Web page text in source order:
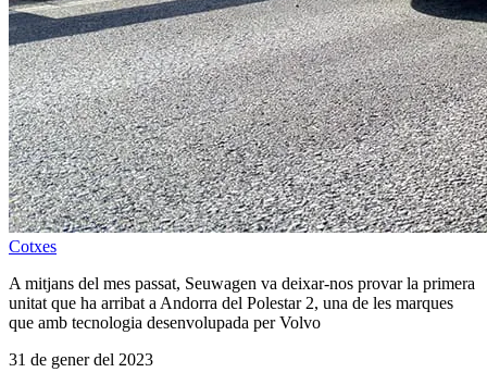
Cotxes
A mitjans del mes passat, Seuwagen va deixar-nos provar la primera
unitat que ha arribat a Andorra del Polestar 2, una de les marques
que amb tecnologia desenvolupada per Volvo
31 de gener del 2023